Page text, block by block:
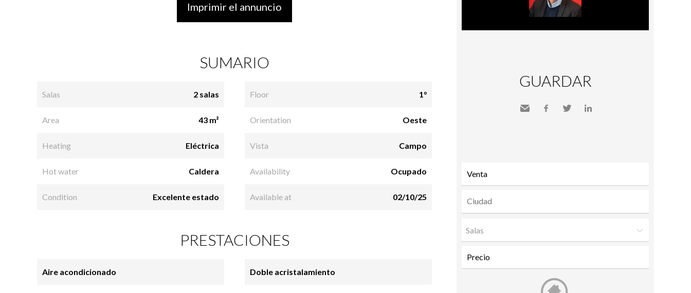
Imprimir el annuncio
SUMARIO
Salas 2 salas
Area 43 m²
Heating Eléctrica
Hot water Caldera
Condition Excelente estado
Floor 1°
Orientation Oeste
Vista Campo
Availability Ocupado
Available at 02/10/25
PRESTACIONES
Aire acondicionado Doble acristalamiento
GUARDAR
Salas